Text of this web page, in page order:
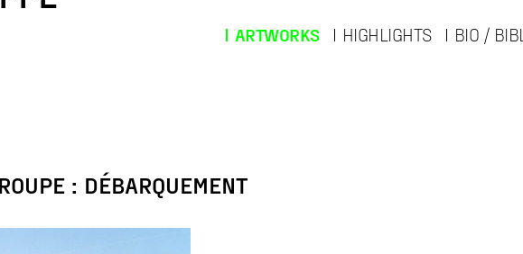
ARTWORKS HIGHLIGHTS BIO /
: DÉBARQUEMENT